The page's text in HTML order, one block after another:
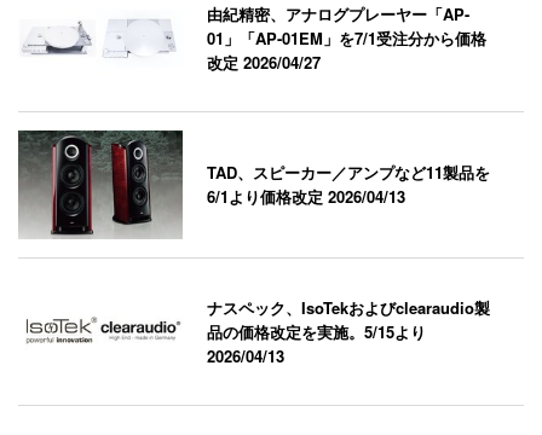
由紀精密、アナログプレーヤー「AP-
01」「AP-01EM」を7/1受注分から価格
改定2026/04/27
TAD、スピーカー／アンプなど11製品を
6/1より価格改定2026/04/13
ナスペック、IsoTekおよびclearaudio製
品の価格改定を実施。5/15より
2026/04/13